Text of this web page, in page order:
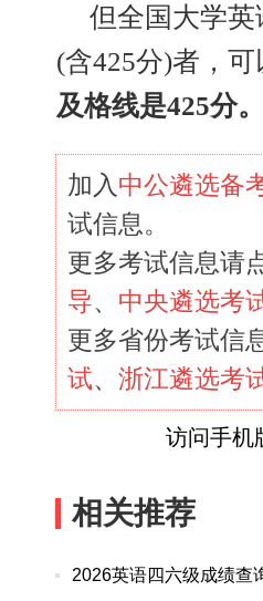
但全国大学英
(含425分)者，可
及格线是425分。
加入 中公遴选备
试信息。
更多考试信息请
导、 中央遴选考
更多省份考试信
试、 浙江遴选考
访问手机
相关推荐